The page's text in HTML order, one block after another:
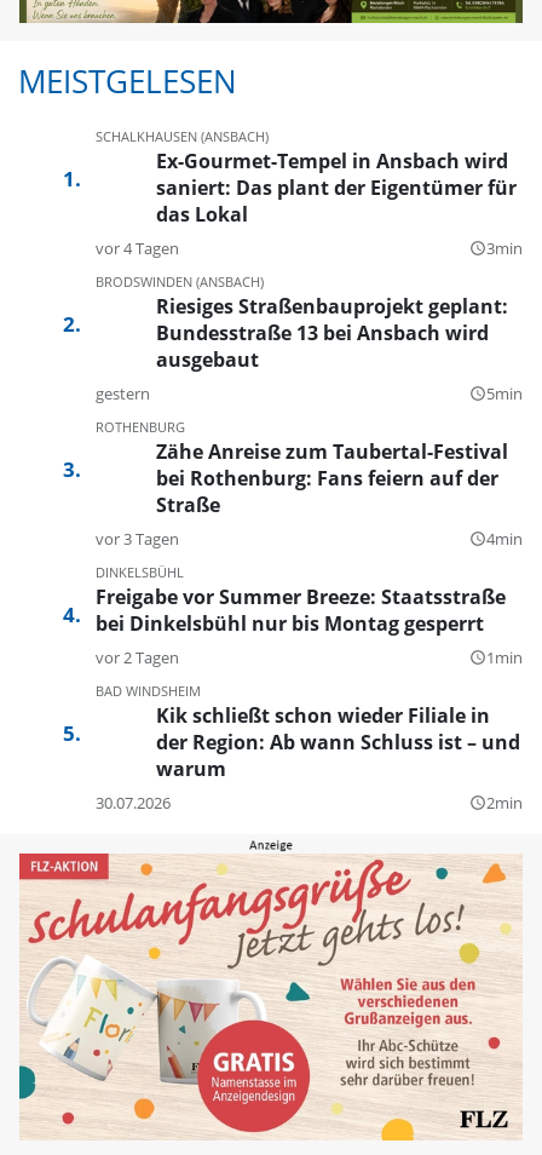
MEISTGELESEN
SCHALKHAUSEN (ANSBACH)
Ex-Gourmet-Tempel in Ansbach wird
saniert: Das plant der Eigentümer für
das Lokal
vor 4 Tagen query_builder3min
BRODSWINDEN (ANSBACH)
Riesiges Straßenbauprojekt geplant:
Bundesstraße 13 bei Ansbach wird
ausgebaut
gestern query_builder5min
ROTHENBURG
Zähe Anreise zum Taubertal-Festival
bei Rothenburg: Fans feiern auf der
Straße
vor 3 Tagen query_builder4min
DINKELSBÜHL
Freigabe vor Summer Breeze: Staatsstraße
bei Dinkelsbühl nur bis Montag gesperrt
vor 2 Tagen query_builder1min
BAD WINDSHEIM
Kik schließt schon wieder Filiale in
der Region: Ab wann Schluss ist – und
warum
30.07.2026 query_builder2min